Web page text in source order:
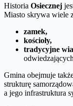
Historia Osiecznej
Miasto skrywa wiele
zamek,
kościoły,
tradycyjne
Gmina obejmuje
strukturę
a jego infrastruktura